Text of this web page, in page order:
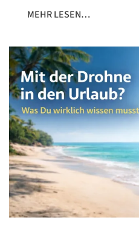
MEHR LESEN…